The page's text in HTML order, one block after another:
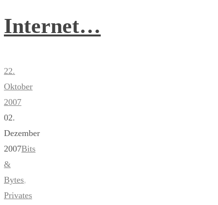
Internet…
22.
Oktober
2007
02.
Dezember
2007Bits
&
Bytes,
Privates